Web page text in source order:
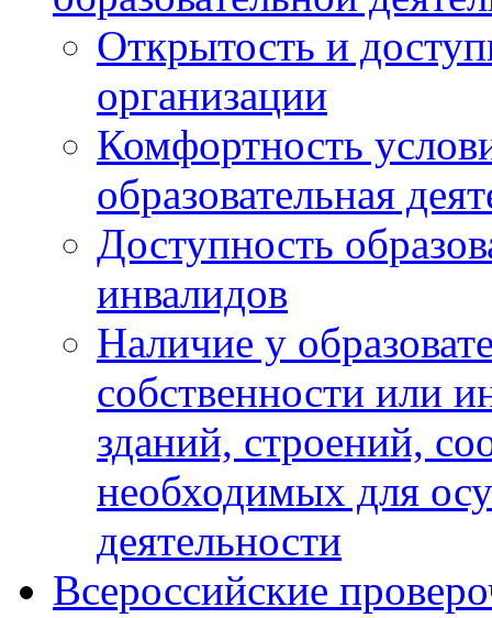
Открытость и
организации
Комфортность
образовательная
Доступность
инвалидов
Наличие у
собственности или
зданий, строений,
необходимых для
деятельности
Всероссийские